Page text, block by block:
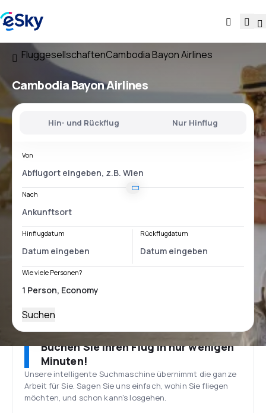
FluggesellschaftenCambodia Bayon Airlines
Cambodia Bayon Airlines
Hin- und Rückflug Nur Hinflug
Von
Nach
Hinflugdatum Rückflugdatum
Wie viele Personen?
Suchen
Buchen Sie Ihren Flug in nur wenigen
Minuten!
Unsere intelligente Suchmaschine übernimmt die ganze
Arbeit für Sie. Sagen Sie uns einfach, wohin Sie fliegen
möchten, und schon kann’s losgehen.